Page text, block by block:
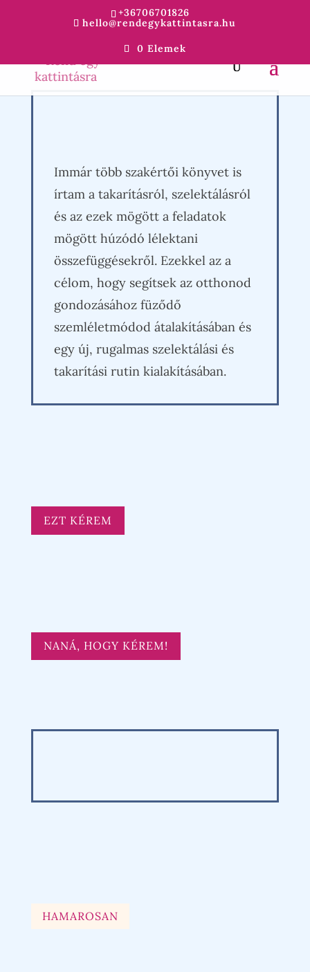
+36706701826
hello@rendegykattintasra.hu
0 Elemek
Immár több szakértői könyvet is
írtam a takarításról, szelektálásról
és az ezek mögött a feladatok
mögött húzódó lélektani
összefüggésekről. Ezekkel az a
célom, hogy segítsek az otthonod
gondozásához füződő
szemléletmódod átalakításában és
egy új, rugalmas szelektálási és
takarítási rutin kialakításában.
EZT KÉREM
NANÁ, HOGY KÉREM!
HAMAROSAN